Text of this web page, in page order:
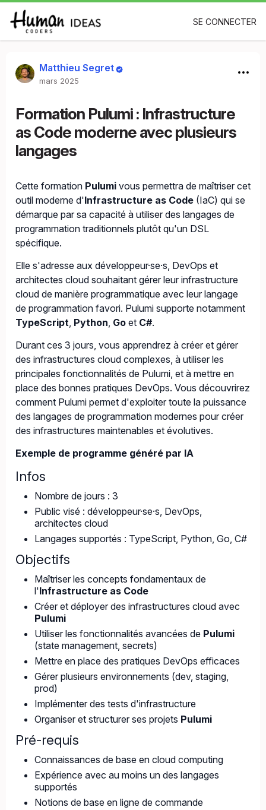
SE CONNECTER
Matthieu Segret
mars 2025
Formation Pulumi : Infrastructure
as Code moderne avec plusieurs
langages
Cette formation Pulumi vous permettra de maîtriser cet
outil moderne d'Infrastructure as Code (IaC) qui se
démarque par sa capacité à utiliser des langages de
programmation traditionnels plutôt qu'un DSL
spécifique.
Elle s'adresse aux développeur·se·s, DevOps et
architectes cloud souhaitant gérer leur infrastructure
cloud de manière programmatique avec leur langage
de programmation favori. Pulumi supporte notamment
TypeScript, Python, Go et C#.
Durant ces 3 jours, vous apprendrez à créer et gérer
des infrastructures cloud complexes, à utiliser les
principales fonctionnalités de Pulumi, et à mettre en
place des bonnes pratiques DevOps. Vous découvrirez
comment Pulumi permet d'exploiter toute la puissance
des langages de programmation modernes pour créer
des infrastructures maintenables et évolutives.
Exemple de programme généré par IA
Infos
Nombre de jours : 3
Public visé : développeur·se·s, DevOps,
architectes cloud
Langages supportés : TypeScript, Python, Go, C#
Objectifs
Maîtriser les concepts fondamentaux de
l'Infrastructure as Code
Créer et déployer des infrastructures cloud avec
Pulumi
Utiliser les fonctionnalités avancées de Pulumi
(state management, secrets)
Mettre en place des pratiques DevOps efficaces
Gérer plusieurs environnements (dev, staging,
prod)
Implémenter des tests d'infrastructure
Organiser et structurer ses projets Pulumi
Pré-requis
Connaissances de base en cloud computing
Expérience avec au moins un des langages
supportés
Notions de base en ligne de commande